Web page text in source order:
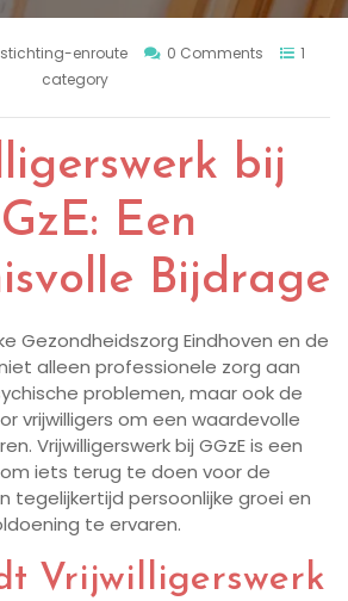
stichting-enroute 0 Comments
1
category
bij
Een
Bijdrage
Gezondheidszorg Eindhoven en de
alleen professionele zorg aan
problemen, maar ook de
vrijwilligers om een waardevolle
Vrijwilligerswerk bij GGzE is een
iets terug te doen voor de
tegelijkertijd persoonlijke groei en
te ervaren.
Vrijwilligerswerk